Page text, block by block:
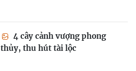
4 cây cảnh vượng phong
thủy, thu hút tài lộc